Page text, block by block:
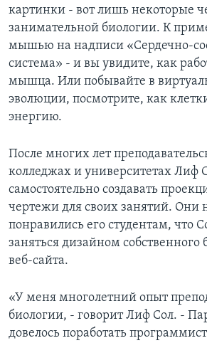
НЬЮ-ЙОРК NEW YORK
АМЕРИКА. БОЛЬШОЕ ПУТЕШЕСТВИЕ
ТЕСТЫ
ВИДЕО
ПОДПИСКА НА НОВОСТИ
Learning English
СОЦИАЛЬНЫЕ СЕТИ
картинки - вот лишь некоторые
занимательной биологии. К
мышью на надписи «Сердечно-
система» - и вы увидите, как
мышца. Или побывайте в
эволюции, посмотрите, как
энергию.
После многих лет
колледжах и университетах Лиф
самостоятельно создавать
чертежи для своих занятий. Они
понравились его студентам, что
заняться дизайном собственного
веб-сайта.
«У меня многолетний опыт
биологии, - говорит Лиф Сол. -
довелось поработать